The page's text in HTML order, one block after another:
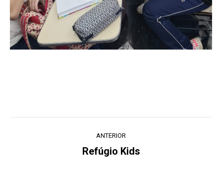
ANTERIOR
Post
Refúgio Kids